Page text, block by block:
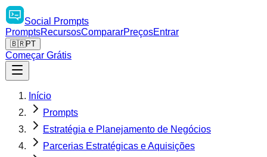
Social
Prompts
PromptsRecursosCompararPreçosEntrar
🇧🇷PT
Começar Grátis
Início
Prompts
Estratégia e Planejamento de Negócios
Parcerias Estratégicas e Aquisições